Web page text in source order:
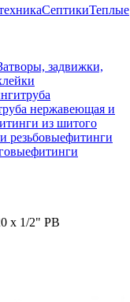
СептикиТеплые
задвижки,
труба
нержавеющая и
из шитого
резьбовыефитинги
фитинги
х 1/2" РВ